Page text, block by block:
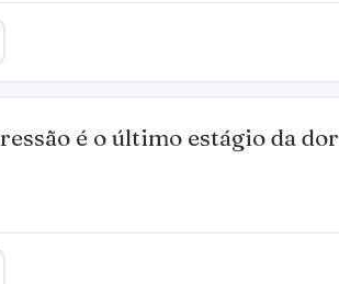
é o último estágio da dor